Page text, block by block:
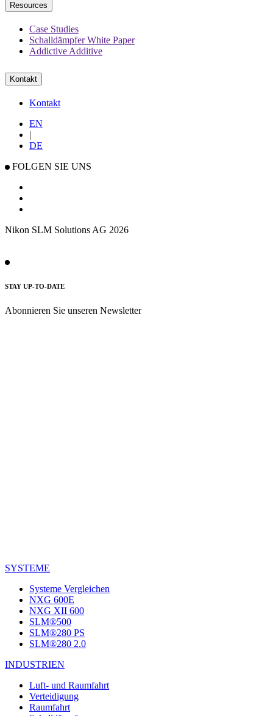
Resources
Case Studies
Schalldämpfer White Paper
Addictive Additive
Kontakt
Kontakt
EN
|
DE
FOLGEN SIE UNS
Nikon SLM Solutions AG 2026
STAY UP-TO-DATE
Abonnieren Sie unseren Newsletter
SYSTEME
Systeme Vergleichen
NXG 600E
NXG XII 600
SLM®500
SLM®280 PS
SLM®280 2.0
INDUSTRIEN
Luft- und Raumfahrt
Verteidigung
Raumfahrt